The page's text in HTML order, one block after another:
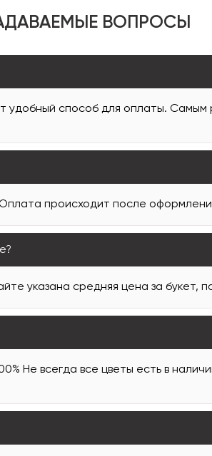
ВОПРОСЫ
удобный способ для оплаты.
происходит после
указана средняя цена за букет,
Не всегда все цветы есть в